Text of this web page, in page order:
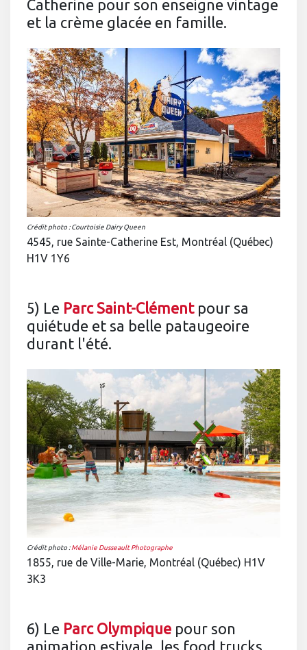
Catherine pour son enseigne vintage
et la crème glacée en famille.
Crédit photo : Courtoisie Dairy Queen
4545, rue Sainte-Catherine Est, Montréal (Québec)
H1V 1Y6
5) Le Parc Saint-Clémentpour sa
quiétude et sa belle pataugeoire
durant l'été.
Crédit photo :Mélanie Dusseault Photographe
1855, rue de Ville-Marie, Montréal (Québec) H1V
3K3
6) Le Parc Olympique pour son
animation estivale, les food trucks,